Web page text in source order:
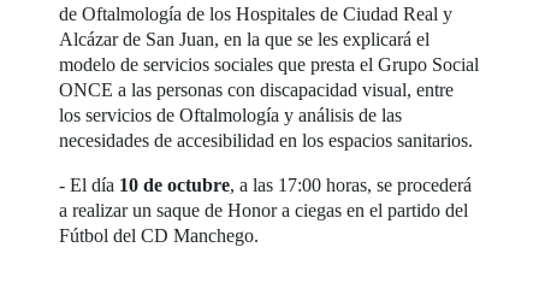
de Oftalmología de los Hospitales de Ciudad Real y
Alcázar de San Juan, en la que se les explicará el
modelo de servicios sociales que presta el Grupo Social
ONCE a las personas con discapacidad visual, entre
los servicios de Oftalmología y análisis de las
necesidades de accesibilidad en los espacios sanitarios.
- El día 10 de octubre, a las 17:00 horas, se procederá
a realizar un saque de Honor a ciegas en el partido del
Fútbol del CD Manchego.